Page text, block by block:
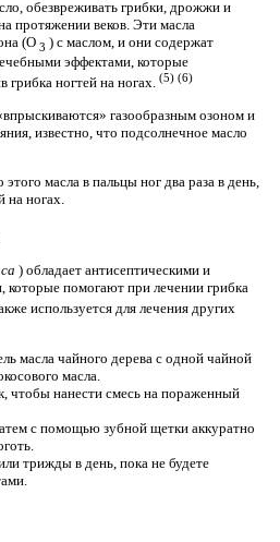
обезвреживать грибки, дрожжи и
протяжении веков. Эти масла
(O 3 ) с маслом, и они содержат
эффектами, которые
грибка ногтей на ногах. (5) (6)
газообразным озоном и
известно, что подсолнечное масло
масла в пальцы ног два раза в день,
на ногах.
) обладает антисептическими и
которые помогают при лечении грибка
используется для лечения других
масла чайного дерева с одной чайной
масла.
чтобы нанести смесь на пораженный
с помощью зубной щетки аккуратно
трижды в день, пока не будете